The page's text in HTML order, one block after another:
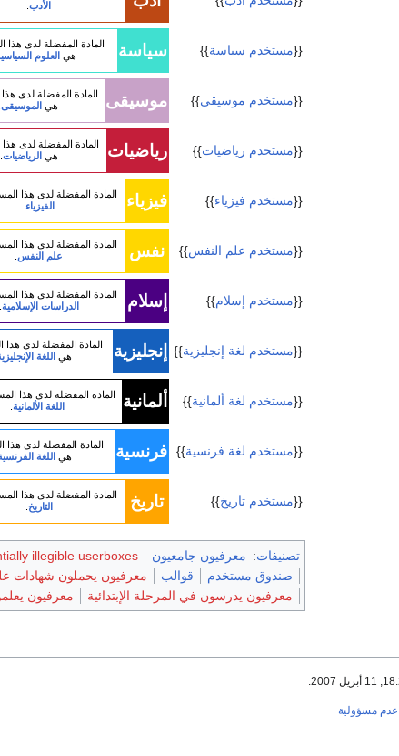
الأدب
{{مستخدم سياسة}} سياسة
المادة المفضلة لدى هذا
هي العلوم
{{مستخدم موسيقى}} موسيقى
المادة المفضلة لدى
هي الموسيقى
{{مستخدم رياضيات}} رياضيات
المادة المفضلة لدى
هي الرياضيات
{{مستخدم فيزياء}} فيزياء
المادة المفضلة لدى هذا
الفيزياء
{{مستخدم علم النفس}} نفس
المادة المفضلة لدى هذا
علم النفس
{{مستخدم إسلام}} إسلام
المادة المفضلة لدى هذا
الدراسات الإسلامية
{{مستخدم لغة إنجليزية}} إنجليزية
المادة المفضلة لدى هذا
هي اللغة
{{مستخدم لغة ألمانية}} ألمانية
المادة المفضلة لدى هذا
اللغة الألمانية
{{مستخدم لغة فرنسية}} فرنسية
المادة المفضلة لدى هذا
هي اللغة
{{مستخدم تاريخ}} تاريخ
المادة المفضلة لدى هذا
التاريخ
تصنيفات: معرفيون جامعيون illegible userboxes
صندوق مستخدم
قوالب معرفيون يحملون شهادات
معرفيون يدرسون في المرحلة الإبتدائية
معرفيون
عدم مسؤولية